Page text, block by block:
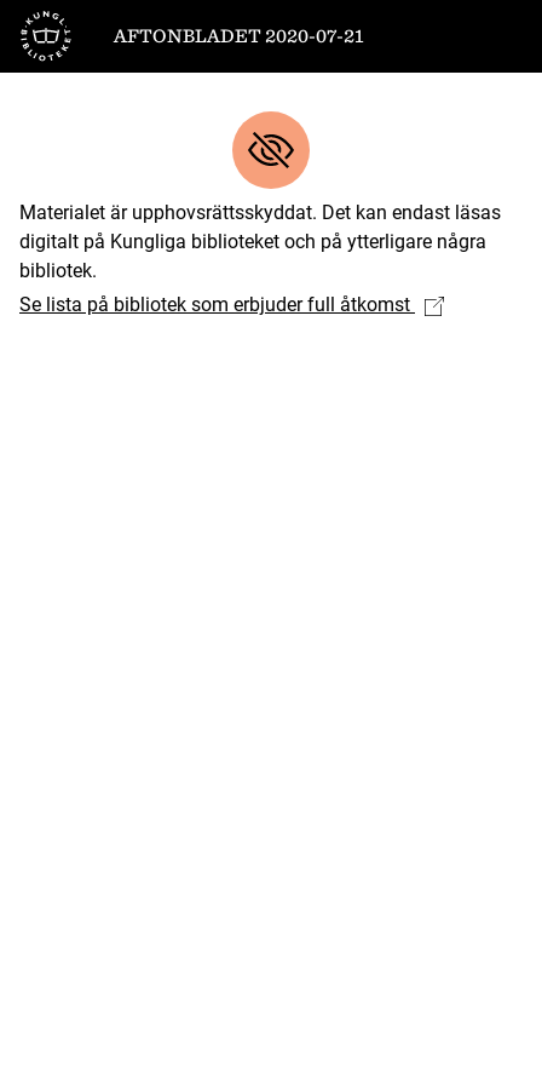
Till startsidan
AFTONBLADET 2020-07-21
Materialet är upphovsrättsskyddat. Det kan endast läsas
digitalt på Kungliga biblioteket och på ytterligare några
bibliotek.
Se lista på bibliotek som erbjuder full åtkomst